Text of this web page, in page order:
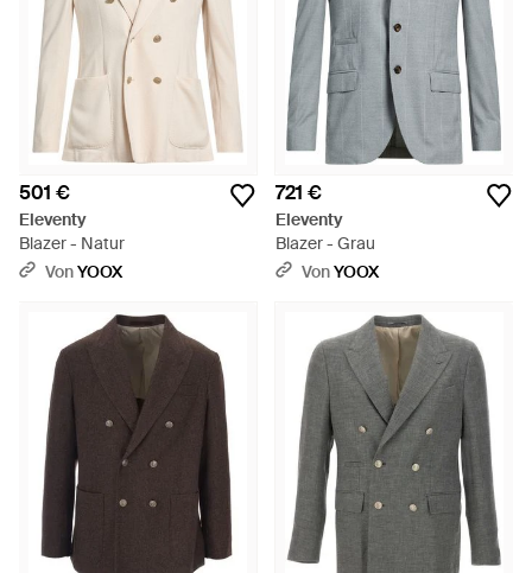
501 €
Eleventy
Blazer - Natur
VonYOOX
721 €
Eleventy
Blazer - Grau
VonYOOX